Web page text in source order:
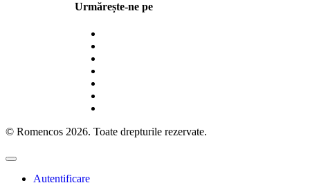
Urmărește-ne pe
© Romencos 2026. Toate drepturile rezervate.
Autentificare